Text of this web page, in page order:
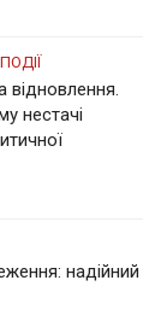
ПОДІЇ
відновлення.
нестачі
надійний